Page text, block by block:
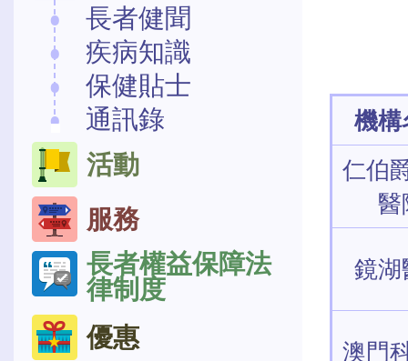
長者健聞
疾病知識
保健貼士
通訊錄
活動
服務
長者權益保障法
律制度
優惠
機
仁伯
醫
鏡
澳門